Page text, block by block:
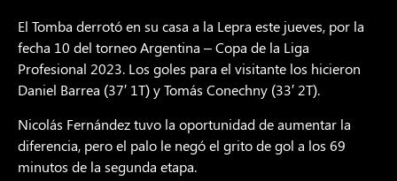
El Tomba derrotó en su casa a la Lepra este jueves, por la
fecha 10 del torneo Argentina – Copa de la Liga
Profesional 2023. Los goles para el visitante los hicieron
Daniel Barrea (37′ 1T) y Tomás Conechny (33′ 2T).
Nicolás Fernández tuvo la oportunidad de aumentar la
diferencia, pero el palo le negó el grito de gol a los 69
minutos de la segunda etapa.